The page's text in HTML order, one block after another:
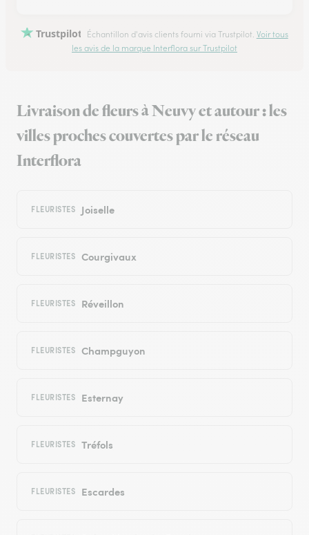
Trustpilot Échantillon d'avis clients fourni via Trustpilot. Voir tous
les avis de la marque Interflora sur Trustpilot
Livraison de fleurs à Neuvy et autour : les
villes proches couvertes par le réseau
Interflora
FLEURISTES Joiselle
FLEURISTES Courgivaux
FLEURISTES Réveillon
FLEURISTES Champguyon
FLEURISTES Esternay
FLEURISTES Tréfols
FLEURISTES Escardes